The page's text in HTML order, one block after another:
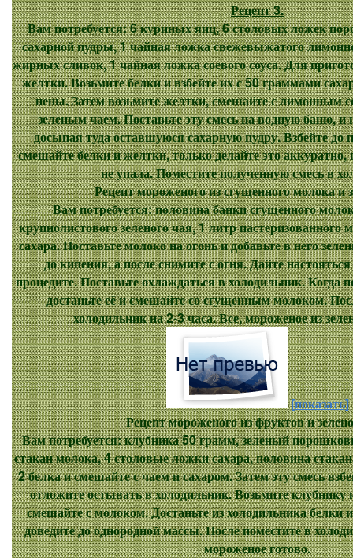
Рецепт 3.
Вам потребуется: 6 куриных яиц, 6 столовых ложек
сахарной пудры, 1 чайная ложка свежевыжатого
жирных сливок, 1 чайная ложка соевого соуса. Для
желтки. Возьмите белки и взбейте их с 50 граммами
пены. Затем возьмите желтки, смешайте с лимонным
зеленым чаем. Поставьте эту смесь на водную баню, и
досыпая туда оставшуюся сахарную пудру. Взбейте до
смешайте белки и желтки, только делайте это аккуратно,
не упала. Поместите полученную смесь в
Рецепт мороженого из сгущенного молока и
Вам потребуется: половина банки сгущенного
крупнолистового зеленого чая, 1 литр
сахара. Поставьте молоко на огонь и добавьте в него
до кипения, а после снимите с огня. Дайте
процедите. Поставьте охлаждаться в холодильник. Когда
достаньте её и смешайте со сгущенным молоком.
холодильник на 2-3 часа. Все, мороженое из
[показать]
Рецепт мороженого из фруктов и
Вам потребуется: клубника 50 грамм, зеленый
стакан молока, 4 столовые ложки сахара, половина
2 белка и смешайте с чаем и сахаром. Затем эту смесь
отложите остывать в холодильник. Возьмите
смешайте с молоком. Достаньте из холодильника белки
доведите до однородной массы. После поместите в
мороженое готово.